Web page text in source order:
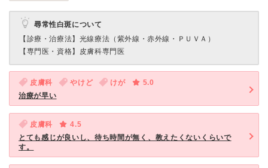
尋常性白斑について
【診療・治療法】 光線療法（紫外線・赤外線・ＰＵＶＡ）
【専門医・資格】 皮膚科専門医
皮膚科 やけど けが
5.0
治療が早い
皮膚科
4.5
とても感じが良いし、待ち時間が無く、教えたくないくらいで
す。